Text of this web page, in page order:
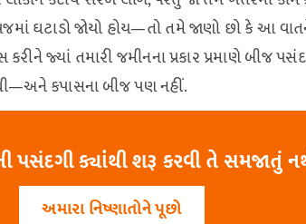
ઘટાડો જોયો હોય—તો તમે જાણો છો કે આ
કરીને જ્યાં તમારી જમીનના પ્રકાર પ્રમાણે બીજ
કપાસના બીજ પણ નહીં.
પસંદગી ક્યાંથી શરૂ કરવી તે સમજાતું
અમારા નિષ્ણાતોને પૂછો